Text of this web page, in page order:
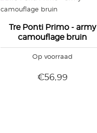
Op voorraad
Tre Ponti Primo - army
camouflage bruin
€56,99